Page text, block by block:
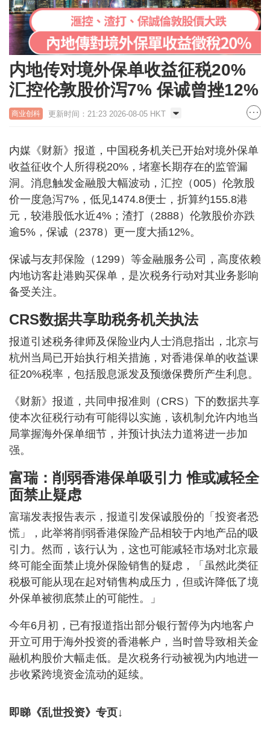
内地传对境外保单收益征税20%
汇控伦敦股价泻7% 保诚曾挫12%
商业创科 更新时间：21:23 2026-08-05 HKT
内媒《财新》报道，中国税务机关已开始对境外保单
收益征收个人所得税20%，堵塞长期存在的监管漏
洞。消息触发金融股大幅波动，汇控（005）伦敦股
价一度急泻7%，低见1474.8便士，折算约155.8港
元，较港股低水近4%；渣打（2888）伦敦股价亦跌
逾5%，保诚（2378）更一度大插12%。
保诚与友邦保险（1299）等金融服务公司，高度依赖
内地访客赴港购买保单，是次税务行动对其业务影响
备受关注。
CRS数据共享助税务机关执法
报道引述税务律师及保险业内人士消息指出，北京与
杭州当局已开始执行相关措施，对香港保单的收益课
征20%税率，包括股息派发及预缴保费所产生利息。
《财新》报道，共同申报准则（CRS）下的数据共享
使本次征税行动有可能得以实施，该机制允许内地当
局掌握海外保单细节，并预计执法力道将进一步加
强。
富瑞：削弱香港保单吸引力 惟或减轻全
面禁止疑虑
富瑞发表报告表示，报道引发保诚股份的「投资者恐
慌」，此举将削弱香港保险产品相较于内地产品的吸
引力。然而，该行认为，这也可能减轻市场对北京最
终可能全面禁止境外保险销售的疑虑，「虽然此类征
税极可能从现在起对销售构成压力，但或许降低了境
外保单被彻底禁止的可能性。」
今年6月初，已有报道指出部分银行暂停为内地客户
开立可用于海外投资的香港帐户，当时曾导致相关金
融机构股价大幅走低。是次税务行动被视为内地进一
步收紧跨境资金流动的延续。
即睇《乱世投资》专页↓